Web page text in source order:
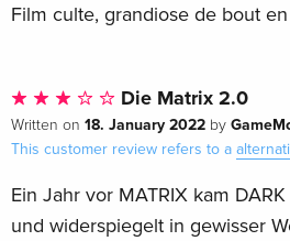
Film culte, grandiose de bout
Die Matrix 2.0
Written on 18. January 2022 by
This customer review refers to a
Ein Jahr vor MATRIX kam
und widerspiegelt in gewisser